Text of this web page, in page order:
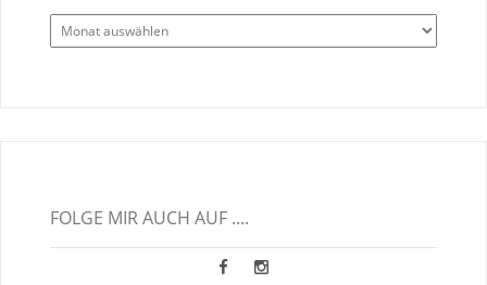
Alle
Blogbeiträge
FOLGE MIR AUCH AUF ....